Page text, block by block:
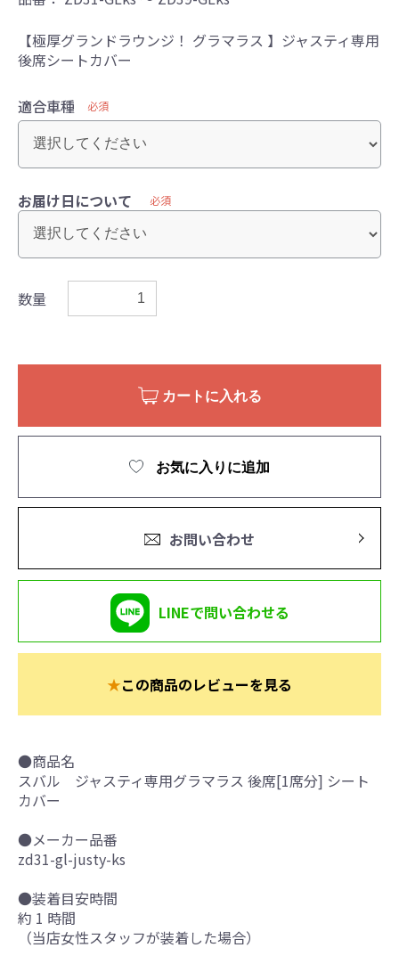
【極厚グランドラウンジ！ グラマラス 】ジャスティ専用
後席シートカバー
適合車種 必須
お届け日について 必須
数量
カートに入れる
お気に入りに追加
お問い合わせ
LINEで問い合わせる
★この商品のレビューを見る
●商品名
スバル ジャスティ専用グラマラス 後席[1席分] シート
カバー
●メーカー品番
zd31-gl-justy-ks
●装着目安時間
約 1 時間
（当店女性スタッフが装着した場合）